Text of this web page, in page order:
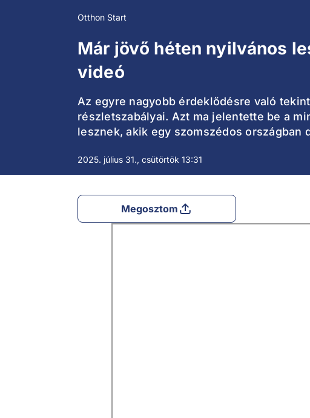
Otthon Start
Már jövő héten nyilvános
videó
Az egyre nagyobb érdeklődésre való
részletszabályai. Azt ma jelentette be a
lesznek, akik egy szomszédos
2025. július 31., csütörtök 13:31
Megosztom